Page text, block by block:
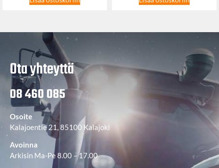
Ota yhteyttä
08 460 085
Osoite
Kalajoentie 21, 85100 Kalajoki
Avoinna
Arkisin Ma-Pe 8.00 – 17.00